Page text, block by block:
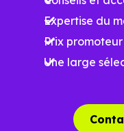
La tension locative
Expertise du
Prix promoteur
Une large